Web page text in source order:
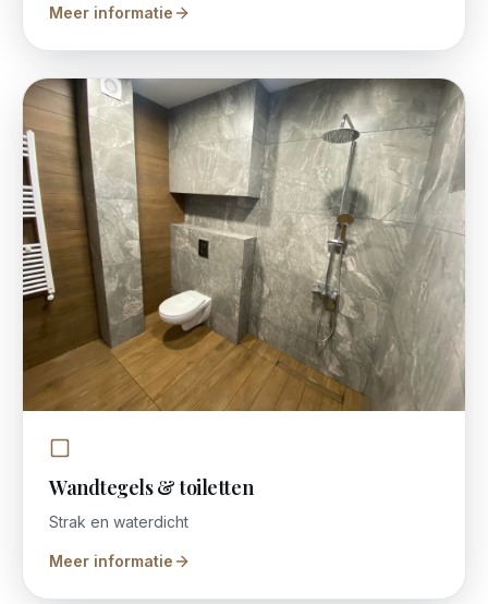
Meer informatie
Wandtegels & toiletten
Strak en waterdicht
Meer informatie